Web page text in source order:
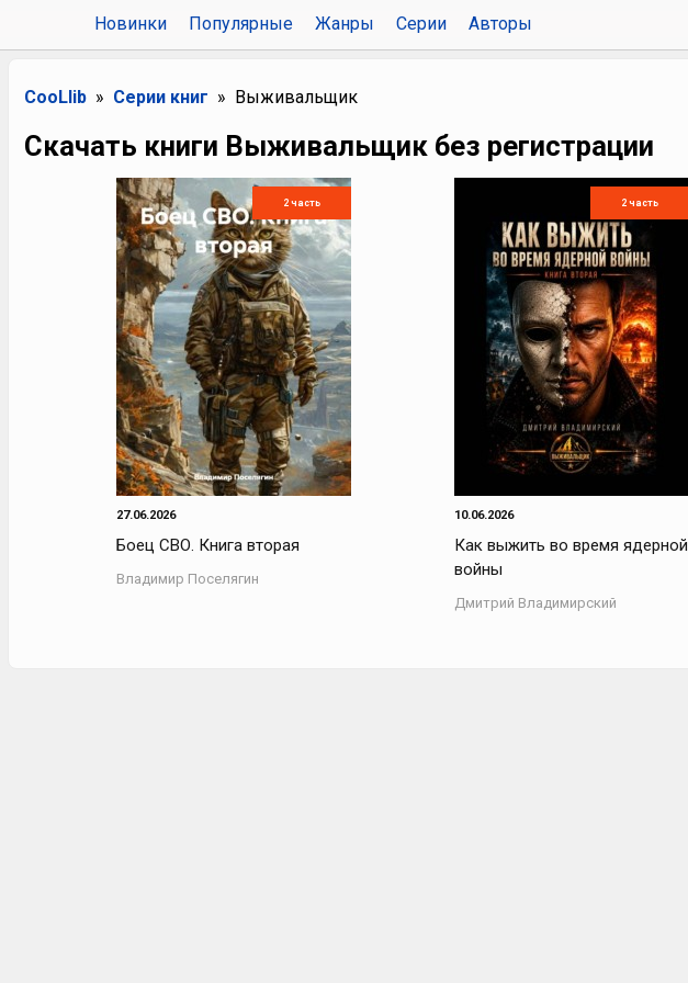
Новинки Популярные Жанры Серии Авторы
CooLlib Серии книг Выживальщик
Скачать книги Выживальщик без регистрации
2 часть
27.06.2026
Боец СВО. Книга вторая
Владимир Поселягин
2 часть
10.06.2026
Как выжить во время ядерной
войны
Дмитрий Владимирский